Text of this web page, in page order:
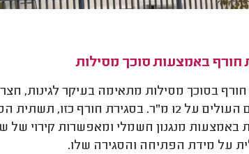
חורף באמצעות סוכך מסילות
חורף בסוכך מסילות מתאימה בעיקר לגינות,
שטחים העולים על 12 מ"ר. בסגירת חורף
באמצעות מנגנון חשמלי ומאפשרות קירוי
על מידת הפתיחה והסגירה שלו.